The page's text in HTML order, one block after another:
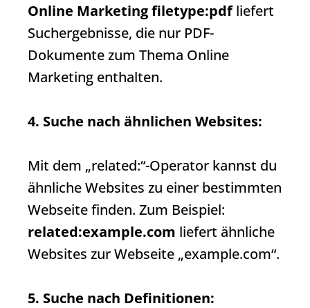
Online Marketing filetype:pdfliefert
Suchergebnisse, die nur PDF-
Dokumente zum Thema Online
Marketing enthalten.
4. Suche nach ähnlichen Websites:
Mit dem „related:“-Operator kannst du
ähnliche Websites zu einer bestimmten
Webseite finden. Zum Beispiel:
related:example.com liefert ähnliche
Websites zur Webseite „example.com“.
5. Suche nach Definitionen: